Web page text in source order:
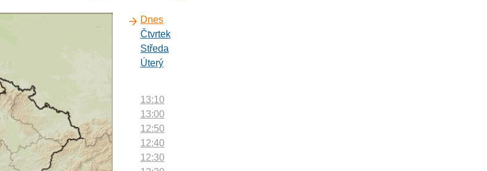
Dnes
Čtvrtek
Středa
Úterý
13:10
13:00
12:50
12:40
12:30